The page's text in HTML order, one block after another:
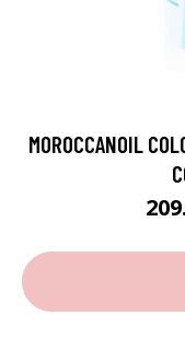
MOROCCANOIL